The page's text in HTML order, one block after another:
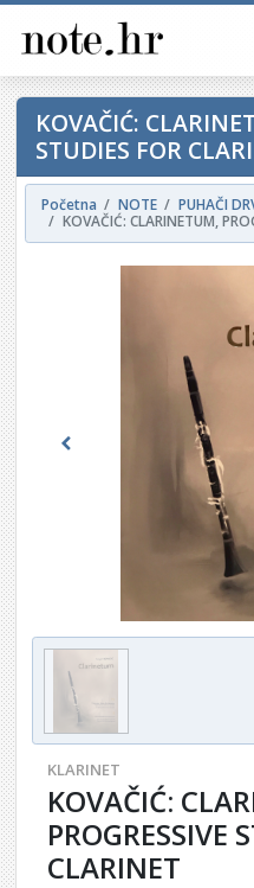
KOVAČIĆ:
STUDIES FOR
Početna NOTE PUHAČI
KOVAČIĆ: CLARINETUM,
Previous
KLARINET
KOVAČIĆ:
PROGRESSIVE
CLARINET